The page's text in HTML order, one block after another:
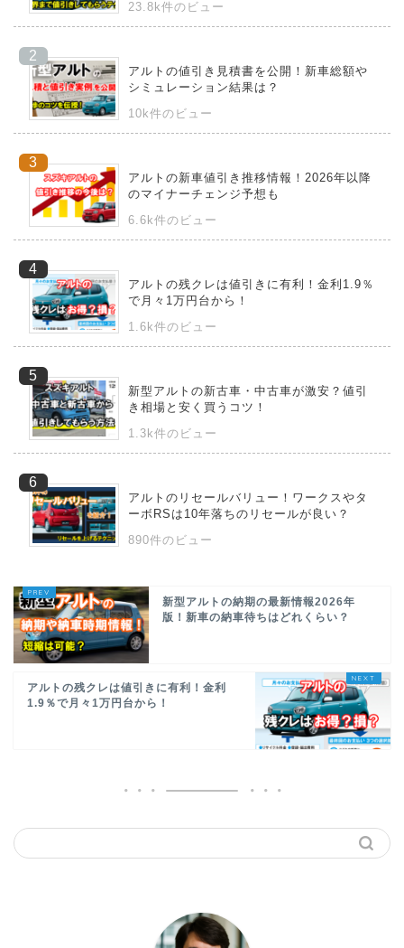
23.8k件のビュー
アルトの値引き見積書を公開！新車総額や
シミュレーション結果は？
10k件のビュー
アルトの新車値引き推移情報！2026年以降
のマイナーチェンジ予想も
6.6k件のビュー
アルトの残クレは値引きに有利！金利1.9％
で月々1万円台から！
1.6k件のビュー
新型アルトの新古車・中古車が激安？値引
き相場と安く買うコツ！
1.3k件のビュー
アルトのリセールバリュー！ワークスやタ
ーボRSは10年落ちのリセールが良い？
890件のビュー
新型アルトの納期の最新情報2026年
版！新車の納車待ちはどれくらい？
アルトの残クレは値引きに有利！金利
1.9％で月々1万円台から！